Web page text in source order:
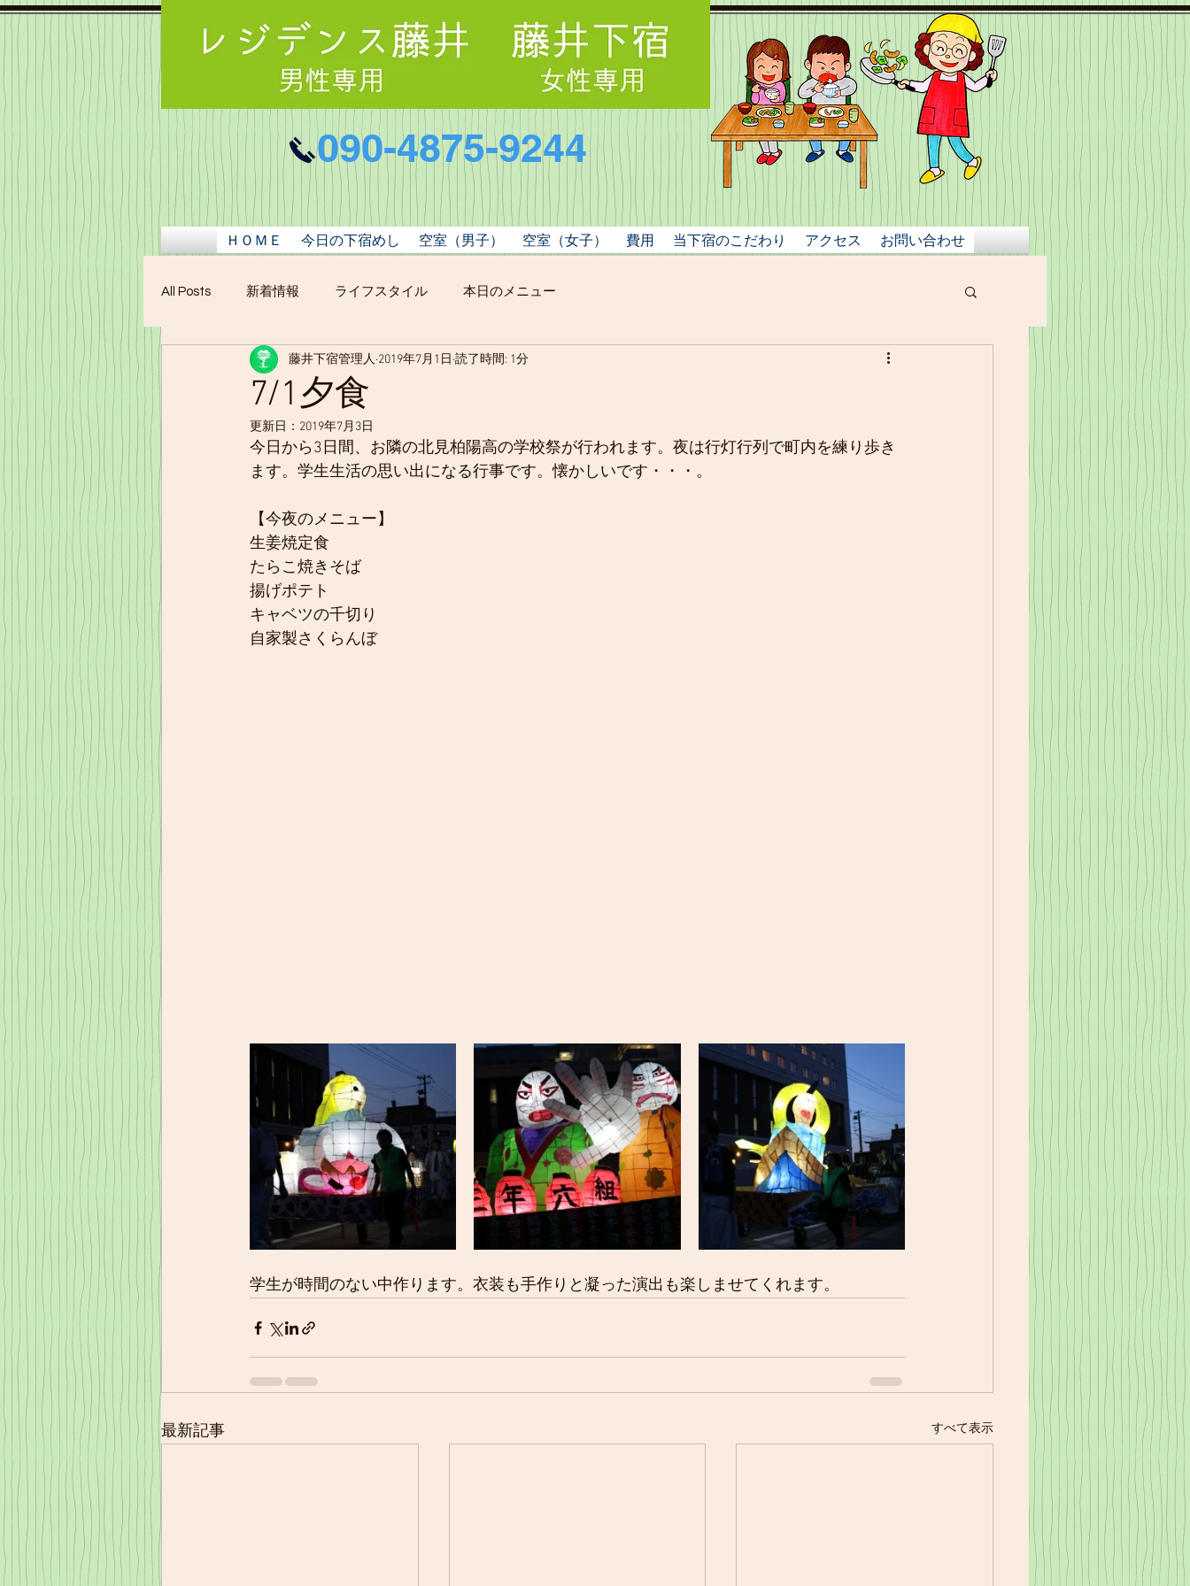
090-4875-9244
ＨＯＭＥ 今日の下宿めし 空室（男子） 空室（女子） 費用 当下宿のこだわり アクセス お問い合わせ
All Posts 新着情報 ライフスタイル 本日のメニュー
7/1夕食
藤井下宿管理人 2019年7月1日 読了時間: 1分
更新日： 2019年7月3日
今日から3日間、お隣の北見柏陽高の学校祭が行われます。夜は行灯行列で町内を練り歩き
ます。学生生活の思い出になる行事です。懐かしいです・・・。
【今夜のメニュー】
生姜焼定食
たらこ焼きそば
揚げポテト
キャベツの千切り
自家製さくらんぼ
学生が時間のない中作ります。衣装も手作りと凝った演出も楽しませてくれます。
最新記事 すべて表示